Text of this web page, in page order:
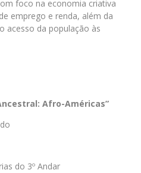
foco na economia criativa
emprego e renda, além da
acesso da população às
Afro-Américas”
do 3º Andar